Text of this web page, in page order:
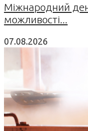
Міжнародний
можливості...
07.08.2026